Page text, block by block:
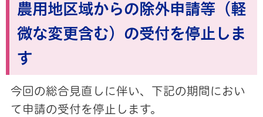
農用地区域からの除外申請等（軽
微な変更含む）の受付を停止しま
す
今回の総合見直しに伴い、下記の期間におい
て申請の受付を停止します。